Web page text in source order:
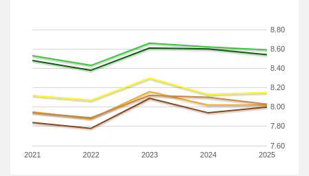
2021 2022 2023 2024 2025
7.60
7.80
8.00
8.20
8.40
8.60
8.80